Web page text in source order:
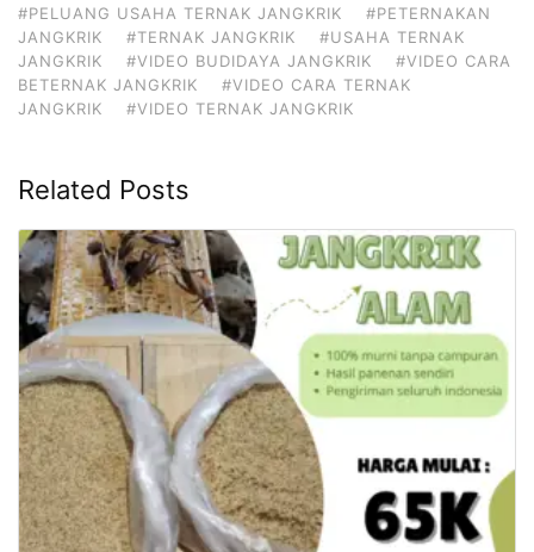
#PELUANG USAHA TERNAK JANGKRIK
#PETERNAKAN
JANGKRIK
#TERNAK JANGKRIK
#USAHA TERNAK
JANGKRIK
#VIDEO BUDIDAYA JANGKRIK
#VIDEO CARA
BETERNAK JANGKRIK
#VIDEO CARA TERNAK
JANGKRIK
#VIDEO TERNAK JANGKRIK
Related Posts